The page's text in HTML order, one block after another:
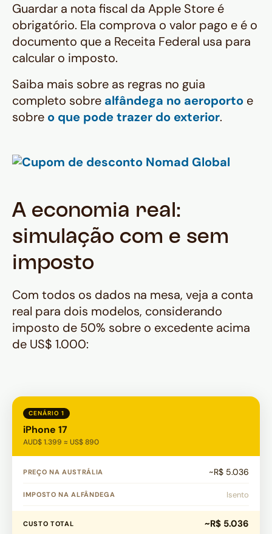
Guardar a nota fiscal da Apple Store é
obrigatório. Ela comprova o valor pago e é o
documento que a Receita Federal usa para
calcular o imposto.
Saiba mais sobre as regras no guia
completo sobre alfândega no aeroporto e
sobre o que pode trazer do exterior.
A economia real:
simulação com e sem
imposto
Com todos os dados na mesa, veja a conta
real para dois modelos, considerando
imposto de 50% sobre o excedente acima
de US$ 1.000:
CENÁRIO 1
iPhone 17
AUD$ 1.399 ≈ US$ 890
PREÇO NA AUSTRÁLIA ~R$ 5.036
IMPOSTO NA ALFÂNDEGA Isento
CUSTO TOTAL ~R$ 5.036